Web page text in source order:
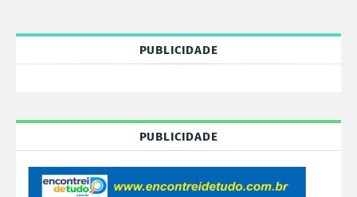
PUBLICIDADE
PUBLICIDADE